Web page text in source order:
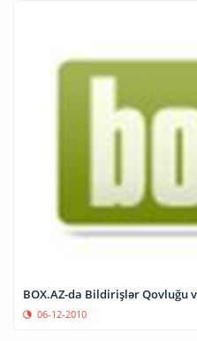
BOX.AZ-da Bildirişlər Qovluğu
06-12-2010